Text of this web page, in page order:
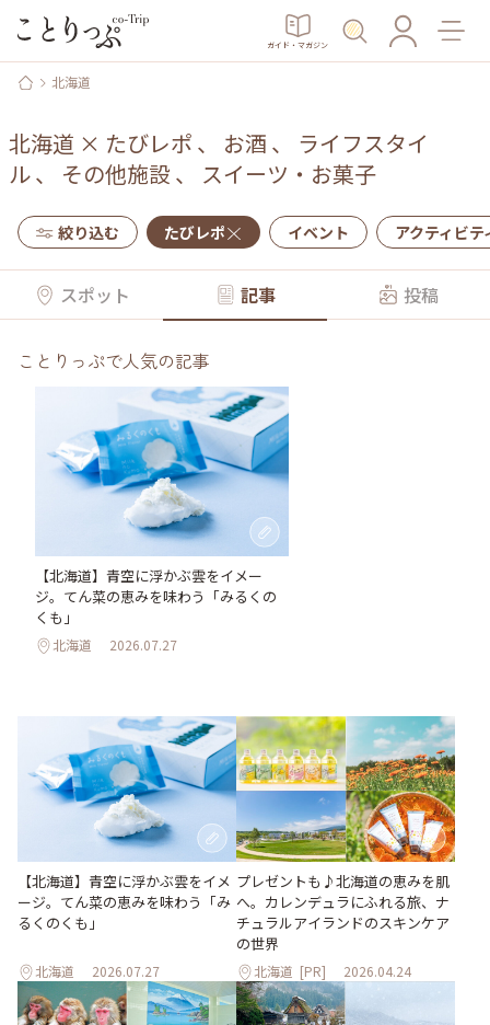
ガイド・マガジン
北海道
北海道 × たびレポ 、 お酒 、 ライフスタイ
ル、 その他施設、 スイーツ・お菓子
絞り込む たびレポ イベント アクティビテ
スポット 記事 投稿
ことりっぷで人気の記事
【北海道】青空に浮かぶ雲をイメー
ジ。てん菜の恵みを味わう「みるくの
くも」
北海道 2026.07.27
【北海道】青空に浮かぶ雲をイメ
ージ。てん菜の恵みを味わう「み
るくのくも」
北海道 2026.07.27
プレゼントも♪北海道の恵みを肌
へ。カレンデュラにふれる旅、ナ
チュラルアイランドのスキンケア
の世界
北海道 [PR] 2026.04.24